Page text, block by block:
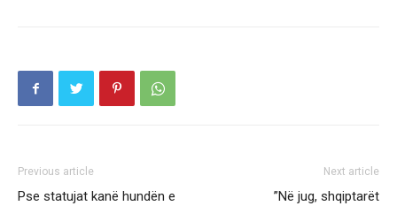
Previous article
Pse statujat kanë hundën e
Next article
”Në jug, shqiptarët